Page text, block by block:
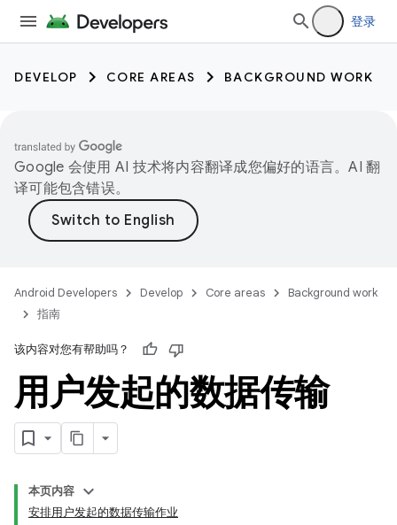
登录
DEVELOP CORE AREAS BACKGROUND WORK
Google 会使用 AI 技术将内容翻译成您偏好的语言。AI 翻
译可能包含错误。
Android Developers Develop Core areas
Background work
指南
该内容对您有帮助吗？
用户发起的数据传输
本页内容
安排用户发起的数据传输作业